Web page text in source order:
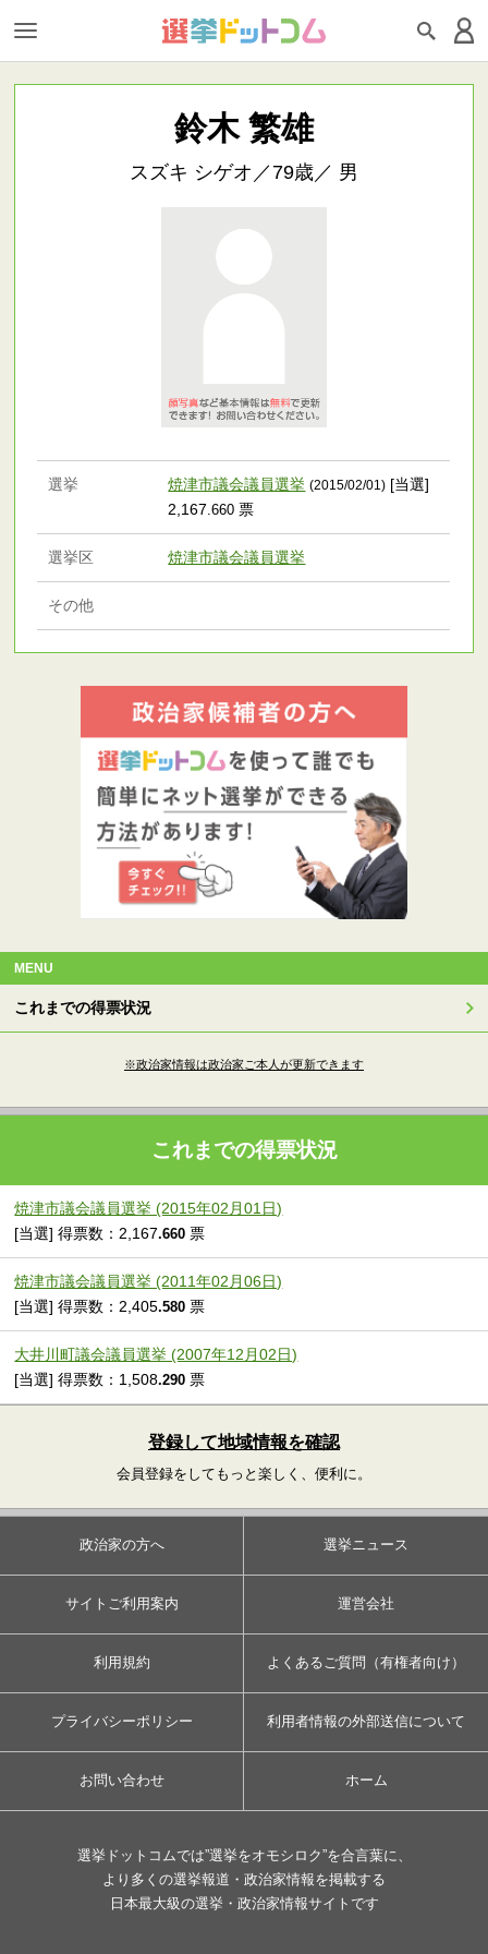
鈴木 繁雄
スズキ シゲオ／79歳／ 男
選挙 焼津市議会議員選挙 (2015/02/01) [当選]
2,167.660 票
選挙区 焼津市議会議員選挙
その他
MENU
これまでの得票状況
※政治家情報は政治家ご本人が更新できます
これまでの得票状況
焼津市議会議員選挙 (2015年02月01日)
[当選] 得票数：2,167.660 票
焼津市議会議員選挙 (2011年02月06日)
[当選] 得票数：2,405.580 票
大井川町議会議員選挙 (2007年12月02日)
[当選] 得票数：1,508.290 票
登録して地域情報を確認
会員登録をしてもっと楽しく、便利に。
政治家の方へ 選挙ニュース
サイトご利用案内 運営会社
利用規約 よくあるご質問（有権者向け）
プライバシーポリシー 利用者情報の外部送信について
お問い合わせ ホーム
選挙ドットコムでは”選挙をオモシロク”を合言葉に、
より多くの選挙報道・政治家情報を掲載する
日本最大級の選挙・政治家情報サイトです